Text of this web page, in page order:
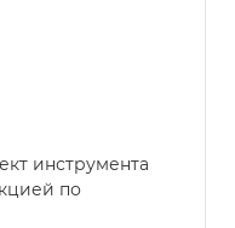
инструмента
по